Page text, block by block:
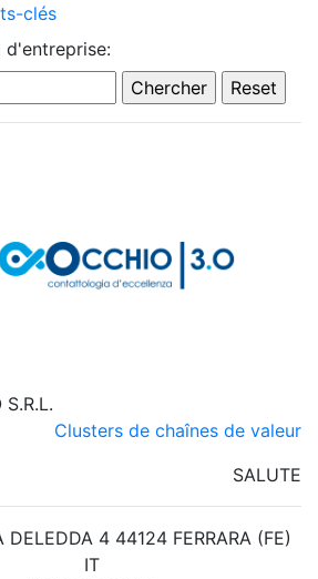
clés
d'entreprise:
Clusters de chaînes de valeur
SALUTE
DELEDDA 4 44124 FERRARA (FE)
IT